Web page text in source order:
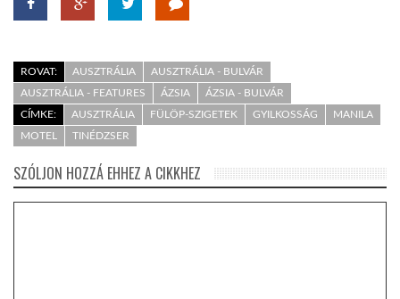
ROVAT: AUSZTRÁLIA
AUSZTRÁLIA - BULVÁR
AUSZTRÁLIA - FEATURES
ÁZSIA
ÁZSIA - BULVÁR
CÍMKE:
AUSZTRÁLIA FÜLÖP-SZIGETEK GYILKOSSÁG
MANILA
MOTEL
TINÉDZSER
SZÓLJON HOZZÁ EHHEZ A CIKKHEZ